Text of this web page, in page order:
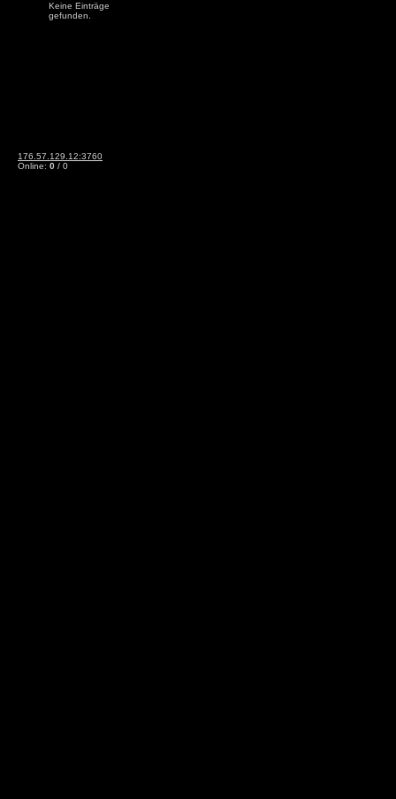
Keine Einträge
gefunden.
176.57.129.12:3760
Online: 0 / 0